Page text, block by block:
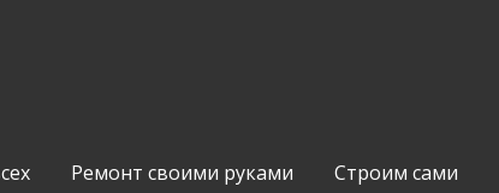
Ремонт своими руками Строим сами